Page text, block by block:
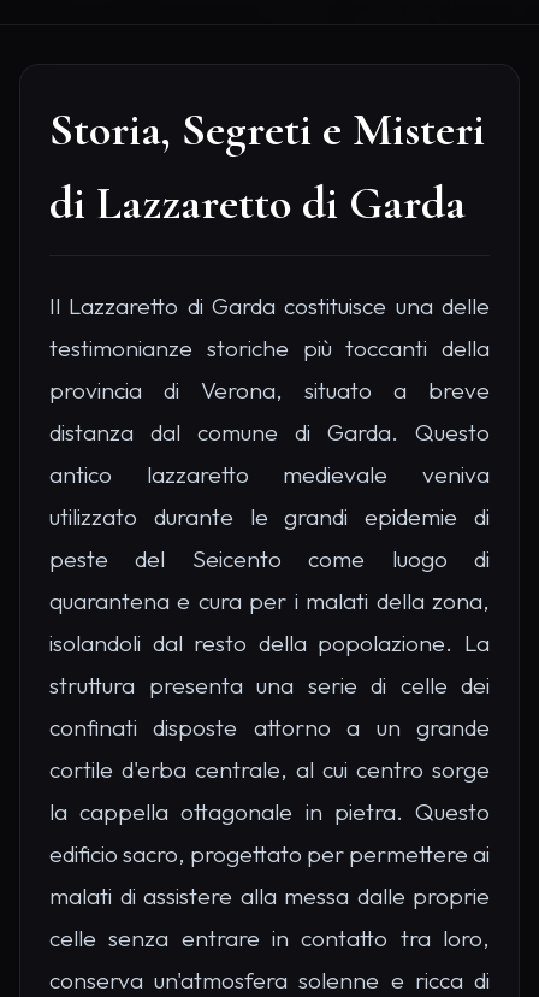
Storia, Segreti e Misteri
di Lazzaretto di Garda
Il Lazzaretto di Garda costituisce una delle
testimonianze storiche più toccanti della
provincia di Verona, situato a breve
distanza dal comune di Garda. Questo
antico lazzaretto medievale veniva
utilizzato durante le grandi epidemie di
peste del Seicento come luogo di
quarantena e cura per i malati della zona,
isolandoli dal resto della popolazione. La
struttura presenta una serie di celle dei
confinati disposte attorno a un grande
cortile d'erba centrale, al cui centro sorge
la cappella ottagonale in pietra. Questo
edificio sacro, progettato per permettere ai
malati di assistere alla messa dalle proprie
celle senza entrare in contatto tra loro,
conserva un'atmosfera solenne e ricca di